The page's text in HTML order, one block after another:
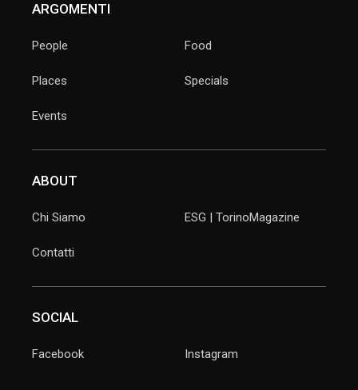
ARGOMENTI
People
Places
Events
Food
Specials
ABOUT
Chi Siamo
Contatti
ESG | TorinoMagazine
SOCIAL
Facebook Instagram